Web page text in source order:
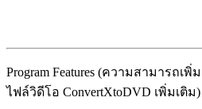
Program Features (ความสามารถเ
ไฟล์วิดีโอ ConvertXtoDVD เพิ่มเติม)